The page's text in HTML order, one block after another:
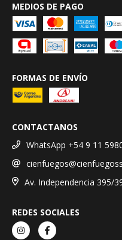
MEDIOS DE PAGO
FORMAS DE ENVÍO
CONTACTANOS
WhatsApp +54 9 11
Av. Independencia 395/
REDES SOCIALES